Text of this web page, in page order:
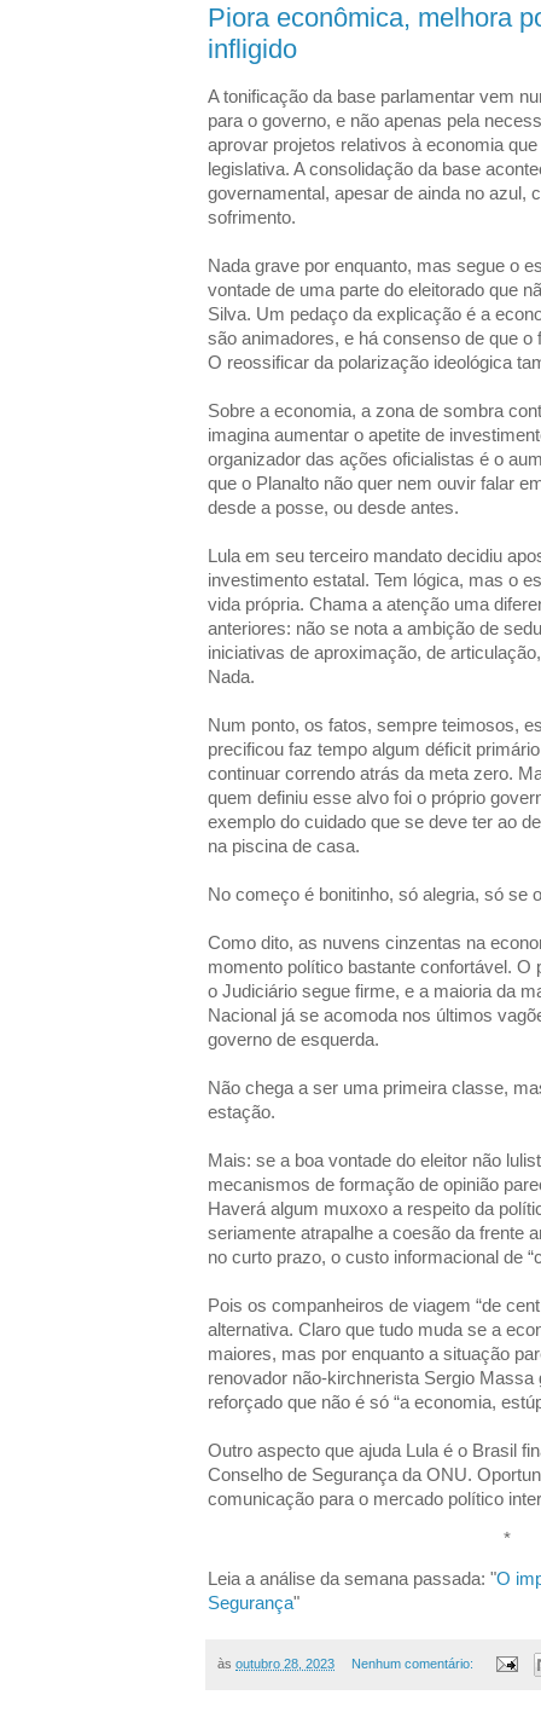
Piora econômica, melhora
infligido
A tonificação da base parlamentar vem
para o governo, e não apenas pela
aprovar projetos relativos à economia
legislativa. A consolidação da base
governamental, apesar de ainda no azul,
sofrimento.
Nada grave por enquanto, mas segue o
vontade de uma parte do eleitorado que
Silva. Um pedaço da explicação é a
são animadores, e há consenso de que o
O reossificar da polarização ideológica
Sobre a economia, a zona de sombra
imagina aumentar o apetite de
organizador das ações oficialistas é o
que o Planalto não quer nem ouvir falar
desde a posse, ou desde antes.
Lula em seu terceiro mandato decidiu
investimento estatal. Tem lógica, mas o
vida própria. Chama a atenção uma
anteriores: não se nota a ambição de
iniciativas de aproximação, de
Nada.
Num ponto, os fatos, sempre teimosos,
precificou faz tempo algum déficit
continuar correndo atrás da meta zero.
quem definiu esse alvo foi o próprio
exemplo do cuidado que se deve ter ao
na piscina de casa.
No começo é bonitinho, só alegria, só
Como dito, as nuvens cinzentas na
momento político bastante confortável.
o Judiciário segue firme, e a maioria da
Nacional já se acomoda nos últimos
governo de esquerda.
Não chega a ser uma primeira classe,
estação.
Mais: se a boa vontade do eleitor não
mecanismos de formação de opinião
Haverá algum muxoxo a respeito da
seriamente atrapalhe a coesão da frente
no curto prazo, o custo informacional de
Pois os companheiros de viagem “de
alternativa. Claro que tudo muda se a
maiores, mas por enquanto a situação
renovador não-kirchnerista Sergio
reforçado que não é só “a economia,
Outro aspecto que ajuda Lula é o Brasil
Conselho de Segurança da ONU.
comunicação para o mercado político
*
Leia a análise da semana passada: "O
Segurança"
às outubro 28, 2023 Nenhum comentário: